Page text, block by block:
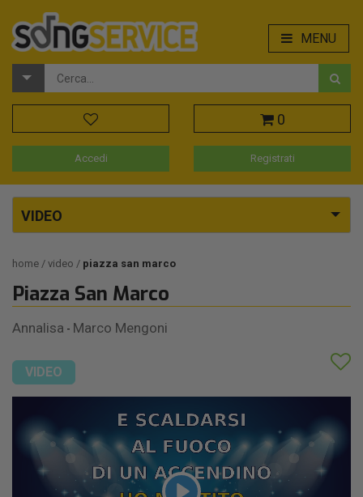
MENU
0
Accedi Registrati
VIDEO
home video piazza san marco
Piazza San Marco
Annalisa - Marco Mengoni
VIDEO